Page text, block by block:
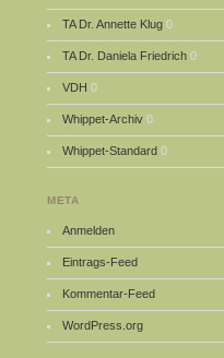
TA Dr. Annette Klug 0
TA Dr. Daniela Friedrich 0
VDH 0
Whippet-Archiv 0
Whippet-Standard 0
META
Anmelden
Eintrags-Feed
Kommentar-Feed
WordPress.org